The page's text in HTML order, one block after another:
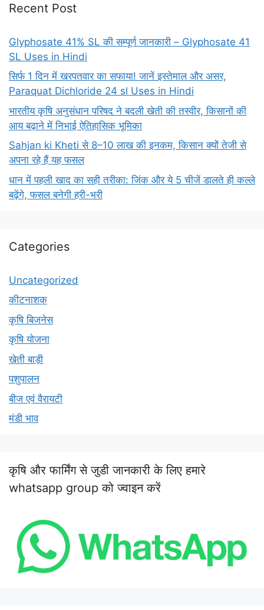
Recent Post
Glyphosate 41% SL की सम्पूर्ण जानकारी – Glyphosate 41
SL Uses in Hindi
सिर्फ 1 दिन में खरपतवार का सफाया! जानें इस्तेमाल और असर,
Paraquat Dichloride 24 sl Uses in Hindi
भारतीय कृषि अनुसंधान परिषद ने बदली खेती की तस्वीर, किसानों की
आय बढ़ाने में निभाई ऐतिहासिक भूमिका
Sahjan ki Kheti से 8–10 लाख की इनकम, किसान क्यों तेजी से
अपना रहे हैं यह फसल
धान में पहली खाद का सही तरीका: जिंक और ये 5 चीजें डालते ही कल्ले
बढ़ेंगे, फसल बनेगी हरी-भरी
Categories
Uncategorized
कीटनाशक
कृषि बिजनेस
कृषि योजना
खेती बाड़ी
पशुपालन
बीज एवं वैरायटी
मंडी भाव
कृषि और फार्मिंग से जुडी जानकारी के लिए हमारे
whatsapp group को ज्वाइन करें